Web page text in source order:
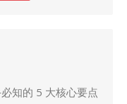
知的 5 大核心要点